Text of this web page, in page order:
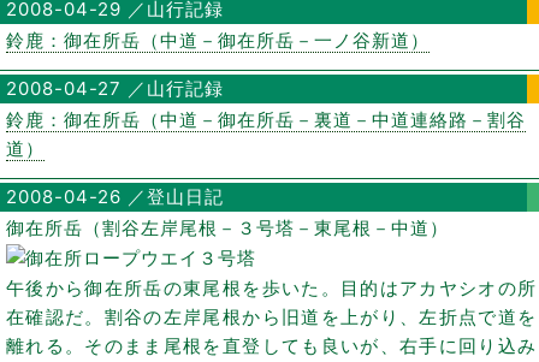
2008-04-29 ／山行記録
鈴鹿：御在所岳（中道－御在所岳－一ノ谷新道）
2008-04-27 ／山行記録
鈴鹿：御在所岳（中道－御在所岳－裏道－中道連絡路－割谷
道）
2008-04-26 ／登山日記
御在所岳（割谷左岸尾根－３号塔－東尾根－中道）
午後から御在所岳の東尾根を歩いた。目的はアカヤシオの所
在確認だ。割谷の左岸尾根から旧道を上がり、左折点で道を
離れる。そのまま尾根を直登しても良いが、右手に回り込み